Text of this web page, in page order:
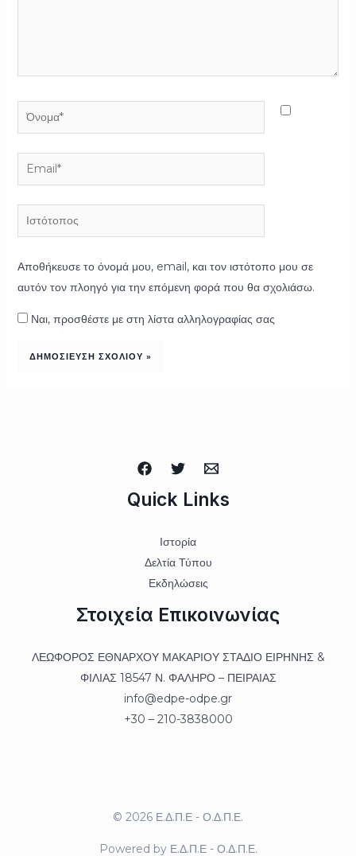
Όνομα*
Email*
Ιστότοπος
Αποθήκευσε το όνομά μου, email, και τον ιστότοπο μου σε
αυτόν τον πλοηγό για την επόμενη φορά που θα σχολιάσω.
Ναι, προσθέστε με στη λίστα αλληλογραφίας σας
Quick Links
Ιστορία
Δελτία Τύπου
Εκδηλώσεις
Στοιχεία Επικοινωνίας
ΛΕΩΦΟΡΟΣ ΕΘΝΑΡΧΟΥ ΜΑΚΑΡΙΟΥ ΣΤΑΔΙΟ ΕΙΡΗΝΗΣ &
ΦΙΛΙΑΣ 18547 Ν. ΦΑΛΗΡΟ – ΠΕΙΡΑΙΑΣ
info@edpe-odpe.gr
+30 – 210-3838000
© 2026 Ε.Δ.Π.Ε - Ο.Δ.Π.Ε.
Powered by Ε.Δ.Π.Ε - Ο.Δ.Π.Ε.